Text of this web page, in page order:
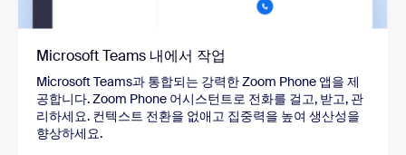
Microsoft Teams 내에서 작업
Microsoft Teams과 통합되는 강력한 Zoom Phone 앱을 제
공합니다. Zoom Phone 어시스턴트로 전화를 걸고, 받고, 관
리하세요. 컨텍스트 전환을 없애고 집중력을 높여 생산성을
향상하세요.